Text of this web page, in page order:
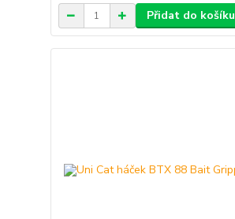
Přidat do košíku